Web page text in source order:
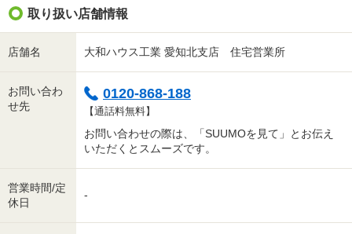
取り扱い店舗情報
店舗名 大和ハウス工業 愛知北支店 住宅営業所
お問い合わ
せ先
0120-868-188
【通話料無料】
お問い合わせの際は、「SUUMOを見て」とお伝え
いただくとスムーズです。
営業時間/定
休日
-